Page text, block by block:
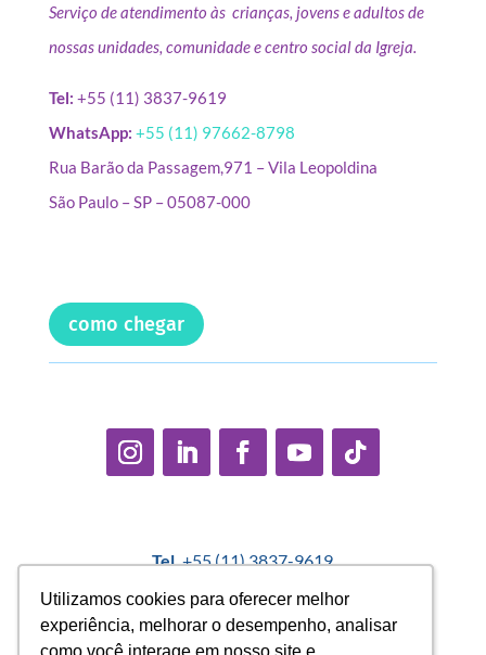
Utilizamos cookies para oferecer melhor
experiência, melhorar o desempenho, analisar
como você interage em nosso site e
Utilizamos cookies para oferecer melhor
experiência, melhorar o desempenho, analisar
como você interage em nosso site e
Serviço de atendimento às crianças, jovens e adultos de
nossas unidades, comunidade e centro social da Igreja.
Tel: +55 (11) 3837-9619
WhatsApp: +55 (11) 97662-8798
Rua Barão da Passagem,971 – Vila Leopoldina
São Paulo – SP – 05087-000
como chegar
Tel.+55 (11) 3837-9619
Política Interna de Proteção de Dados |Encarregado de